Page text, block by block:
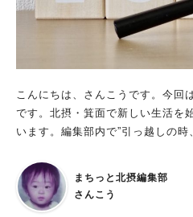
こんにちは、さんこうです。今回
です。北摂・箕面で新しい生活を
います。編集部内で”引っ越しの
所がわからないのが困った。 ー
然違う。 ー病院。やっぱり近所に
ておきたい。 ーグルメ、ショッピ
まちっと北摂編集部
さんこう